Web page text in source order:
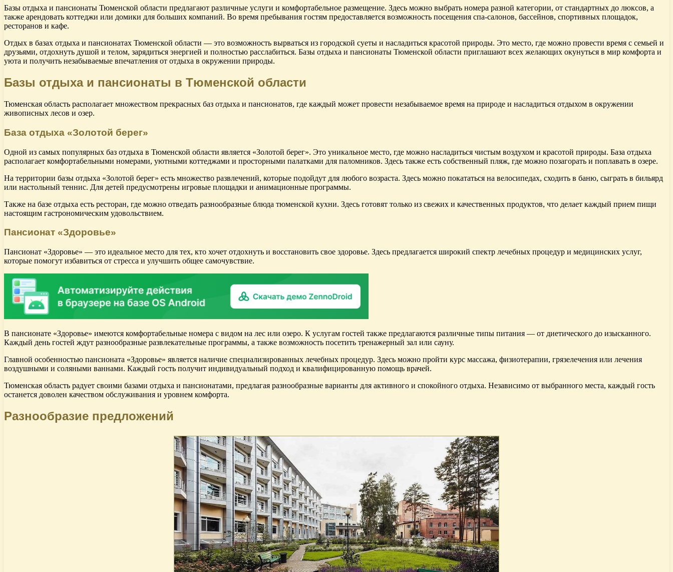
Базы отдыха и пансионаты Тюменской области предлагают различные услуги и комфортабельное размещение. Здесь можно выбрать номера разной категории, от стандартных до люксов, а
также арендовать коттеджи или домики для больших компаний. Во время пребывания гостям предоставляется возможность посещения спа-салонов, бассейнов, спортивных площадок,
ресторанов и кафе.
Отдых в базах отдыха и пансионатах Тюменской области — это возможность вырваться из городской суеты и насладиться красотой природы. Это место, где можно провести время с семьей и
друзьями, отдохнуть душой и телом, зарядиться энергией и полностью расслабиться. Базы отдыха и пансионаты Тюменской области приглашают всех желающих окунуться в мир комфорта и
уюта и получить незабываемые впечатления от отдыха в окружении природы.
Базы отдыха и пансионаты в Тюменской области
Тюменская область располагает множеством прекрасных баз отдыха и пансионатов, где каждый может провести незабываемое время на природе и насладиться отдыхом в окружении
живописных лесов и озер.
База отдыха «Золотой берег»
Одной из самых популярных баз отдыха в Тюменской области является «Золотой берег». Это уникальное место, где можно насладиться чистым воздухом и красотой природы. База отдыха
располагает комфортабельными номерами, уютными коттеджами и просторными палатками для паломников. Здесь также есть собственный пляж, где можно позагорать и поплавать в озере.
На территории базы отдыха «Золотой берег» есть множество развлечений, которые подойдут для любого возраста. Здесь можно покататься на велосипедах, сходить в баню, сыграть в бильярд
или настольный теннис. Для детей предусмотрены игровые площадки и анимационные программы.
Также на базе отдыха есть ресторан, где можно отведать разнообразные блюда тюменской кухни. Здесь готовят только из свежих и качественных продуктов, что делает каждый прием пищи
настоящим гастрономическим удовольствием.
Пансионат «Здоровье»
Пансионат «Здоровье» — это идеальное место для тех, кто хочет отдохнуть и восстановить свое здоровье. Здесь предлагается широкий спектр лечебных процедур и медицинских услуг,
которые помогут избавиться от стресса и улучшить общее самочувствие.
В пансионате «Здоровье» имеются комфортабельные номера с видом на лес или озеро. К услугам гостей также предлагаются различные типы питания — от диетического до изысканного.
Каждый день гостей ждут разнообразные развлекательные программы, а также возможность посетить тренажерный зал или сауну.
Главной особенностью пансионата «Здоровье» является наличие специализированных лечебных процедур. Здесь можно пройти курс массажа, физиотерапии, грязелечения или лечения
воздушными и соляными ваннами. Каждый гость получит индивидуальный подход и квалифицированную помощь врачей.
Тюменская область радует своими базами отдыха и пансионатами, предлагая разнообразные варианты для активного и спокойного отдыха. Независимо от выбранного места, каждый гость
останется доволен качеством обслуживания и уровнем комфорта.
Разнообразие предложений